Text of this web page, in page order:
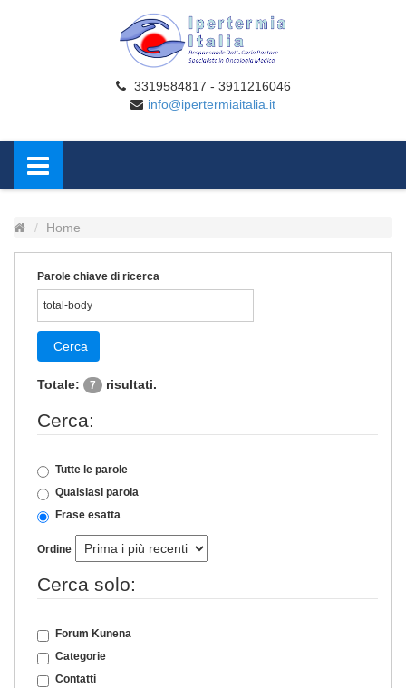
3319584817 - 3911216046
info@ipertermiaitalia.it
Home
Parole chiave di ricerca
Cerca
Totale: 7 risultati.
Cerca:
Tutte le parole
Qualsiasi parola
Frase esatta
Ordine
Cerca solo:
Forum Kunena
Categorie
Contatti